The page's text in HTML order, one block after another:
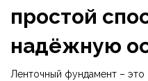
простой
надёжную
Ленточный фундамент –